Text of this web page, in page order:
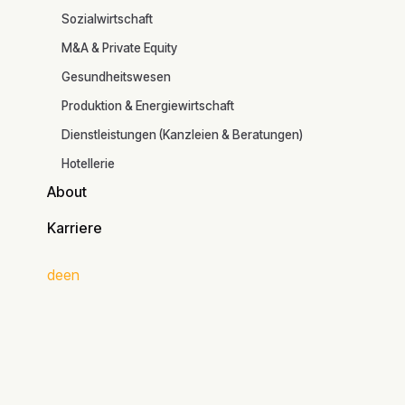
Branchen
Sozialwirtschaft
M&A & Private Equity
Gesundheitswesen
Produktion & Energiewirtschaft
Dienstleistungen (Kanzleien & Beratungen)
Hotellerie
About
Karriere
deen
Zum Artikel
Continue
Read